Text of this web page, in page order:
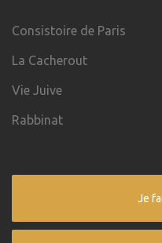
Consistoire de Paris
La Cacherout
Vie Juive
Rabbinat
Je